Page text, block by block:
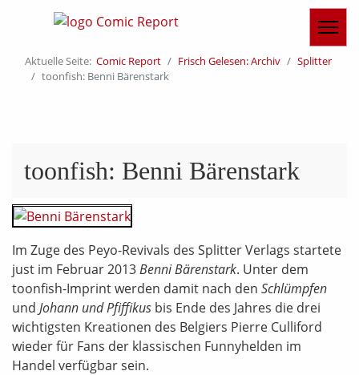
Aktuelle Seite: Comic Report Frisch Gelesen: Archiv
Splitter
toonfish: Benni Bärenstark
toonfish: Benni Bärenstark
Im Zuge des Peyo-Revivals des Splitter Verlags startete
just im Februar 2013Benni Bärenstark. Unter dem
toonfish-Imprint werden damit nach den Schlümpfen
und Johann und Pfiffikus bis Ende des Jahres die drei
wichtigsten Kreationen des Belgiers Pierre Culliford
wieder für Fans der klassischen Funnyhelden im
Handel verfügbar sein.